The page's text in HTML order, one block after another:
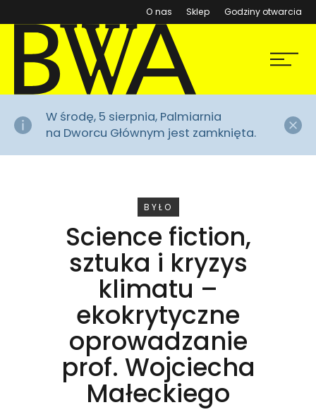
O nas Sklep (otwiera się w nowym
Godziny otwarcia
BWA Wrocław
Galerie Sztuki Współczesnej
Menu
W środę, 5 sierpnia, Palmiarnia
na Dworcu Głównym jest zamknięta.
WYDARZENIE
BYŁO
Science fiction,
sztuka i kryzys
klimatu –
ekokrytyczne
oprowadzanie
prof. Wojciecha
Małeckiego